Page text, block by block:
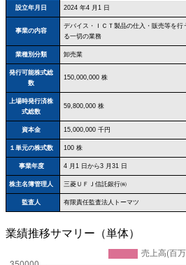
設立年月日 2024 年4 月1 日
事業の内容
デバイス・ＩＣＴ製品の仕入・販売等を
る一切の業務
業種別分類 卸売業
発行可能株式総
数
150,000,000 株
上場時発行済株
式総数
59,800,000 株
資本金 15,000,000 千円
１単元の株式数 100 株
事業年度 4 月1 日から3 月31 日
株主名簿管理人 三菱ＵＦＪ信託銀行㈱
監査人 有限責任監査法人トーマツ
業績推移サマリー（単体）